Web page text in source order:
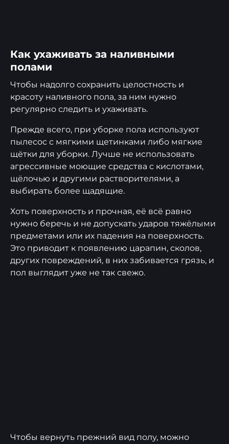
Как ухаживать за наливными
полами
Чтобы надолго сохранить целостность и
красоту наливного пола, за ним нужно
регулярно следить и ухаживать.
Прежде всего, при уборке пола используют
пылесос с мягкими щетинками либо мягкие
щётки для уборки. Лучше не использовать
агрессивные моющие средства с кислотами,
щёлочью и другими растворителями, а
выбирать более щадящие.
Хоть поверхность и прочная, её всё равно
нужно беречь и не допускать ударов тяжёлыми
предметами или их падения на поверхность.
Это приводит к появлению царапин, сколов,
других повреждений, в них забивается грязь, и
пол выглядит уже не так свежо.
Чтобы вернуть прежний вид полу, можно